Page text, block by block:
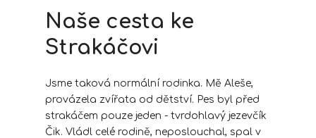
Naše cesta ke
Strakáčovi
Jsme taková normální rodinka. Mě Aleše,
provázela zvířata od dětství. Pes byl před
strakáčem pouze jeden - tvrdohlavý jezevčík
Čik. Vládl celé rodině, neposlouchal, spal v